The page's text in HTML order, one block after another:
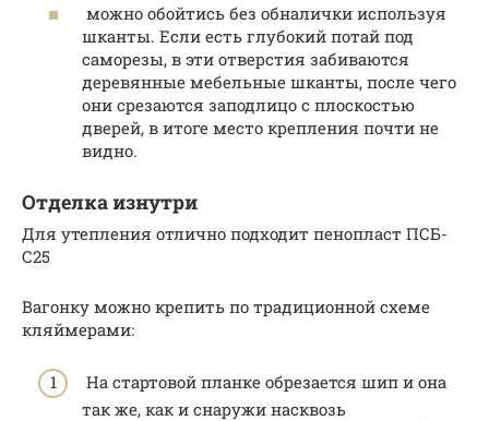
можно обойтись без обналички используя
шканты. Если есть глубокий потай под
саморезы, в эти отверстия забиваются
деревянные мебельные шканты, после чего
они срезаются заподлицо с плоскостью
дверей, в итоге место крепления почти не
видно.
Отделка изнутри
Для утепления отлично подходит пенопласт ПСБ-
С25
Вагонку можно крепить по традиционной схеме
кляймерами:
На стартовой планке обрезается шип и она
так же, как и снаружи насквозь